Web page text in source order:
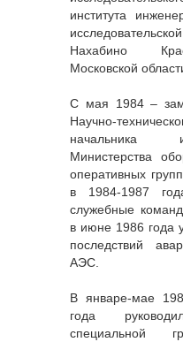
института
Нахабино
Московской
С мая 1984 –
Научно-
начальника
Министерства
оперативных
в 1984-1987
служебные
в июне 1986 года
последствий
АЭС.
В январе-мае
года
специальной